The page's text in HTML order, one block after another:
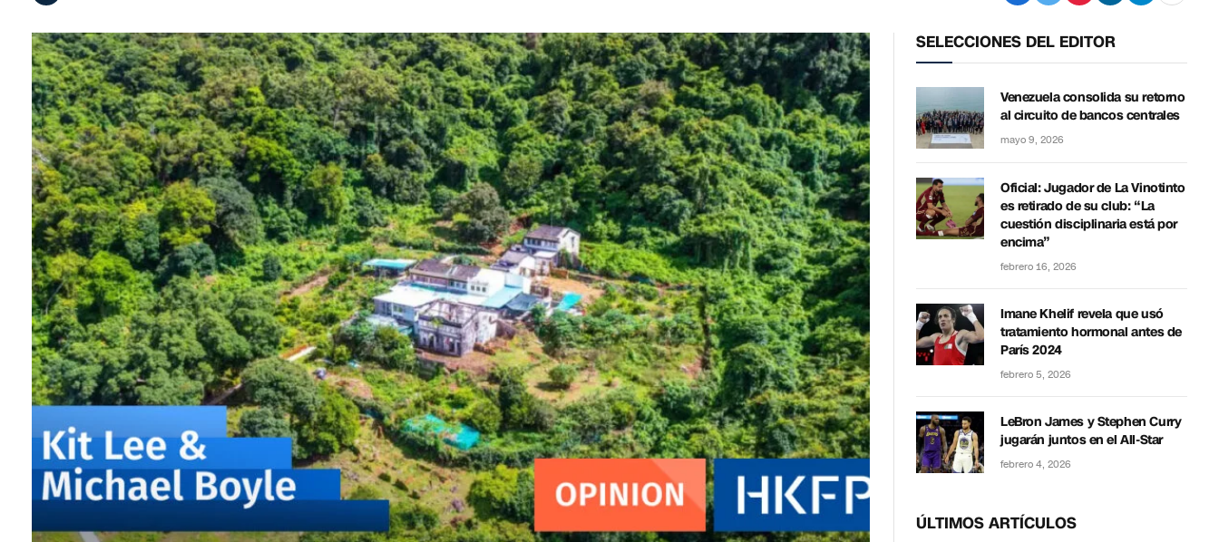
SELECCIONES DEL EDITOR
Venezuela consolida su retorno
al circuito de bancos centrales
mayo 9, 2026
Oficial: Jugador de La Vinotinto
es retirado de su club: “La
cuestión disciplinaria está por
encima”
febrero 16, 2026
Imane Khelif revela que usó
tratamiento hormonal antes de
París 2024
febrero 5, 2026
LeBron James y Stephen Curry
jugarán juntos en el All-Star
febrero 4, 2026
ÚLTIMOS ARTÍCULOS